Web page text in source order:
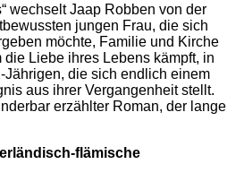
wechselt Jaap Robben von der
jungen Frau, die sich
möchte, Familie und Kirche
Liebe ihres Lebens kämpft, in
die sich endlich einem
aus ihrer Vergangenheit stellt.
erzählter Roman, der lange
flämische